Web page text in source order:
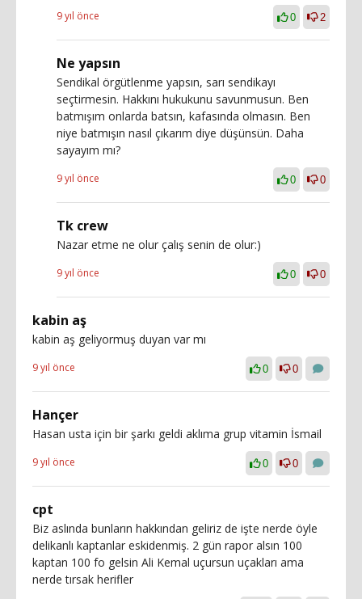
9 yıl önce 0 2
Ne yapsın
Sendikal örgütlenme yapsın, sarı sendikayı
seçtirmesin. Hakkını hukukunu savunmusun. Ben
batmışım onlarda batsın, kafasında olmasın. Ben
niye batmışın nasıl çıkarım diye düşünsün. Daha
sayayım mı?
9 yıl önce 0 0
Tk crew
Nazar etme ne olur çalış senin de olur:)
9 yıl önce 0 0
kabin aş
kabin aş geliyormuş duyan var mı
9 yıl önce 0 0
Hançer
Hasan usta için bir şarkı geldi aklıma grup vitamin İsmail
9 yıl önce 0 0
cpt
Biz aslında bunların hakkından geliriz de işte nerde öyle
delikanlı kaptanlar eskidenmiş. 2 gün rapor alsın 100
kaptan 100 fo gelsin Ali Kemal uçursun uçakları ama
nerde tırsak herifler